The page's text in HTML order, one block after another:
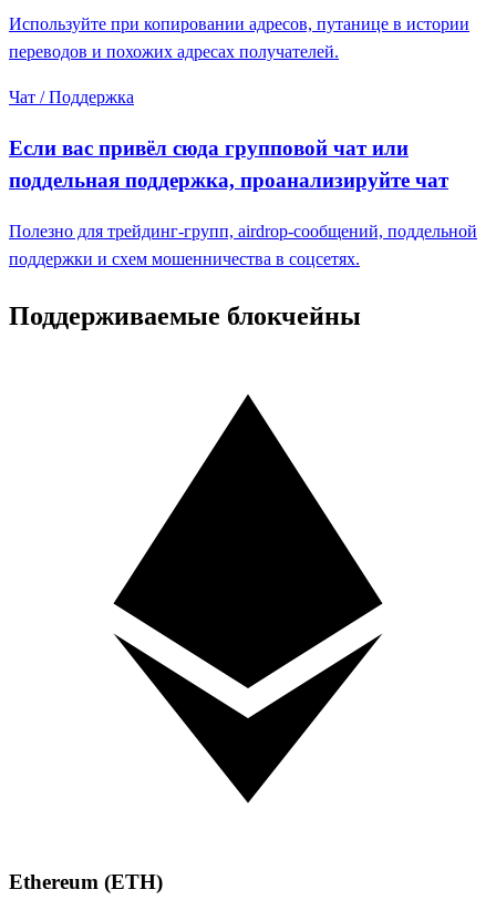
Используйте при копировании адресов, путанице в истории
переводов и похожих адресах получателей.
Чат / Поддержка
Если вас привёл сюда групповой чат или
поддельная поддержка, проанализируйте чат
Полезно для трейдинг-групп, airdrop-сообщений, поддельной
поддержки и схем мошенничества в соцсетях.
Поддерживаемые блокчейны
Ethereum (ETH)